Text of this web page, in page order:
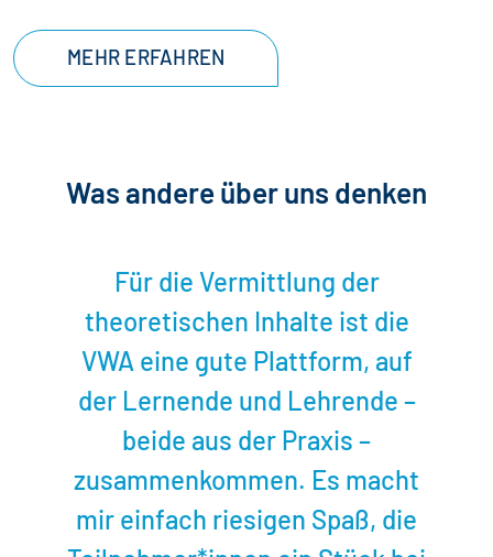
MEHR ERFAHREN
Was andere über uns denken
Für die Vermittlung der
theoretischen Inhalte ist die
VWA eine gute Plattform, auf
der Lernende und Lehrende –
beide aus der Praxis –
zusammenkommen. Es macht
mir einfach riesigen Spaß, die